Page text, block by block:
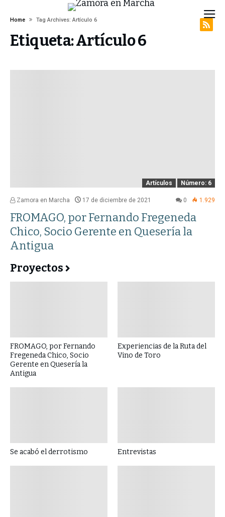
Home Tag Archives: Artículo 6
Etiqueta:Artículo 6
Artículos Número: 6
Zamora en Marcha 17 de diciembre de 2021 0 1.929
FROMAGO, por Fernando Fregeneda
Chico, Socio Gerente en Quesería la
Antigua
Proyectos
FROMAGO, por Fernando
Fregeneda Chico, Socio
Gerente en Quesería la
Antigua
Experiencias de la Ruta del
Vino de Toro
Se acabó el derrotismo Entrevistas